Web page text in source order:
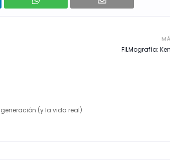
FILMografía:
generación (y la vida real).